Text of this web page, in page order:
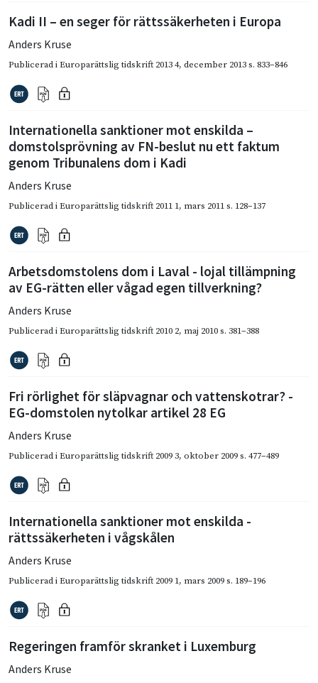
Kadi II – en seger för rättssäkerheten i Europa
Anders Kruse
Publicerad iEuroparättslig tidskrift 2013 4, december 2013s. 833–846
Internationella sanktioner mot enskilda –
domstolsprövning av FN-beslut nu ett faktum
genom Tribunalens dom i Kadi
Anders Kruse
Publicerad iEuroparättslig tidskrift 2011 1, mars 2011s. 128–137
Arbetsdomstolens dom i Laval - lojal tillämpning
av EG-rätten eller vågad egen tillverkning?
Anders Kruse
Publicerad iEuroparättslig tidskrift 2010 2, maj 2010s. 381–388
Fri rörlighet för släpvagnar och vattenskotrar? -
EG-domstolen nytolkar artikel 28 EG
Anders Kruse
Publicerad iEuroparättslig tidskrift 2009 3, oktober 2009s. 477–489
Internationella sanktioner mot enskilda -
rättssäkerheten i vågskålen
Anders Kruse
Publicerad iEuroparättslig tidskrift 2009 1, mars 2009s. 189–196
Regeringen framför skranket i Luxemburg
Anders Kruse